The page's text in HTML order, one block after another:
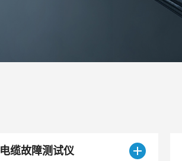
电缆故障测试仪